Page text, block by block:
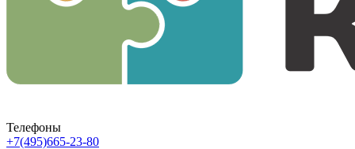
Телефоны
+7(495)665-23-80